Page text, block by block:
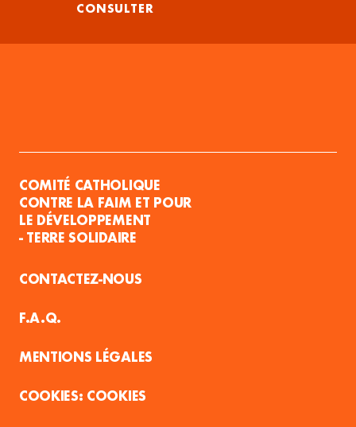
CONSULTER
COMITÉ CATHOLIQUE
CONTRE LA FAIM ET POUR
LE DÉVELOPPEMENT
- TERRE SOLIDAIRE
CONTACTEZ-NOUS
F.A.Q.
MENTIONS LÉGALES
COOKIES